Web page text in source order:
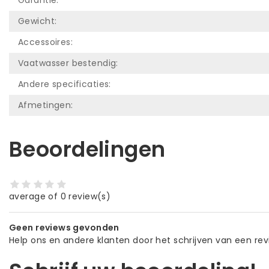
Gewicht:
Accessoires:
Vaatwasser bestendig:
Andere specificaties:
Afmetingen:
Beoordelingen
average of 0 review(s)
Geen reviews gevonden
Help ons en andere klanten door het schrijven van een